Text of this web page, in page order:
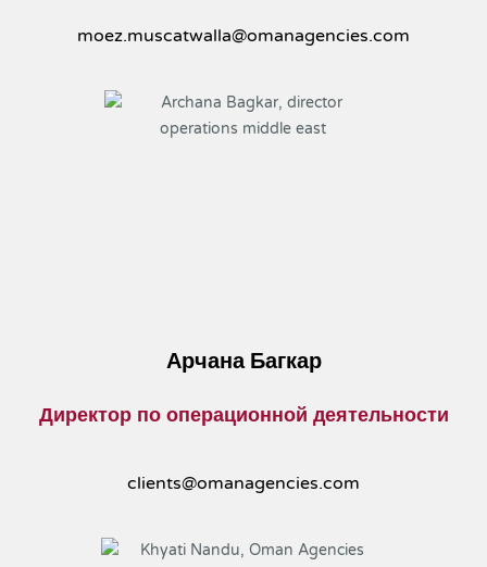
moez.muscatwalla@omanagencies.com
Арчана Багкар
Директор по операционной деятельности
clients@omanagencies.com